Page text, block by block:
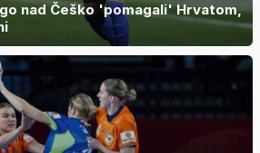
nad Češko 'pomagali' Hrvatom,